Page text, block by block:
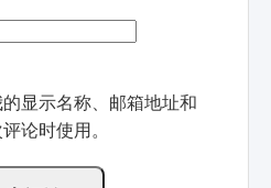
显示名称、邮箱地址和
论时使用。